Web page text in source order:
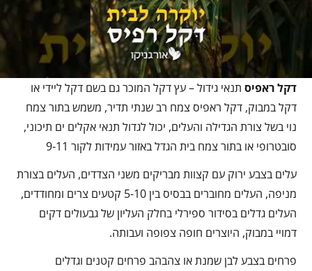
דקל ראפיס תנאי גידול – עץ דקל המוכר גם בשם דקל ליידי או
דקל במבוק, דקל ראפיס צמח רב שנתי תדיר, משמש בתור צמח
נוי בשל צורת הגדילה והעלים, יכול לגדול תנאי אקלים ים תיכוני,
סובטרופי או בתור צמח בית הגדל באזור עמידות לקור 9-11
עלים בצבע ירוק עם קצוות מבריקים משני הצדדים, העלים בצורת
מניפה, העלים מחוברים בבסיס בין 5-10 קטעים צרים ומחודדים,
העלים גדלים בסידור ספירלי בחלק העליון של גבעולים דקים
דמויי במבוק, היוצרים חופה צפופה ועבותה.
פרחים בצבע לבן שמנת או צהבהב פרחים קטנים וגדלים